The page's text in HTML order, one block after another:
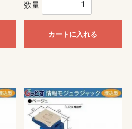
数量
カートに入れる